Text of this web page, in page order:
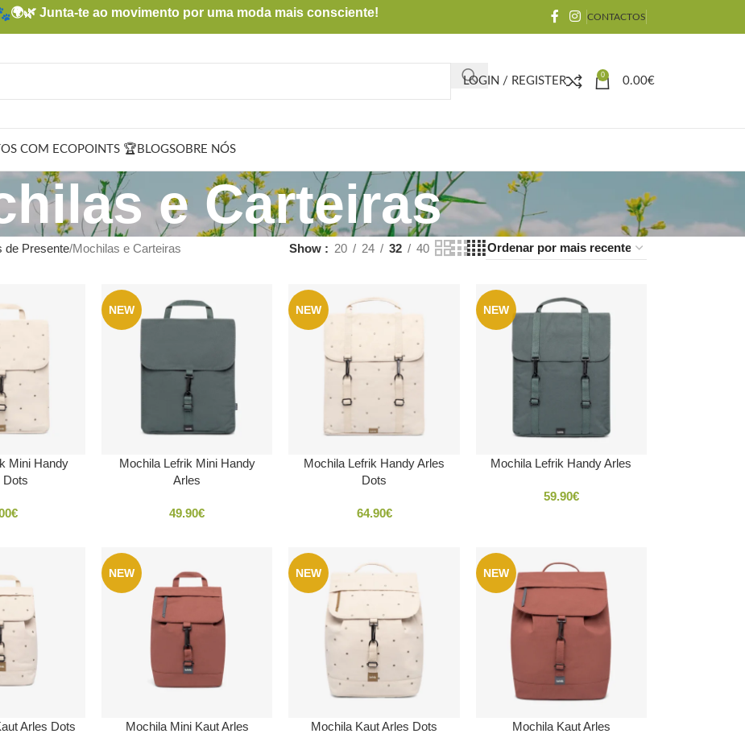
🌍🌿 Junta-te ao movimento por uma moda mais consciente! CONTACTOS
LOGIN / REGISTER
0
0.00€
COM ECOPOINTS 🏆 BLOGSOBRE NÓS
e Carteiras
de Presente Mochilas e Carteiras Show 20 24 32 40
Mini Handy
Dots
€
NEW
Mochila Lefrik Mini Handy
Arles
49.90€
NEW
Mochila Lefrik Handy Arles
Dots
64.90€
NEW
Mochila Lefrik Handy Arles
59.90€
Arles Dots
NEW
Mochila Mini Kaut Arles
NEW
Mochila Kaut Arles Dots
NEW
Mochila Kaut Arles